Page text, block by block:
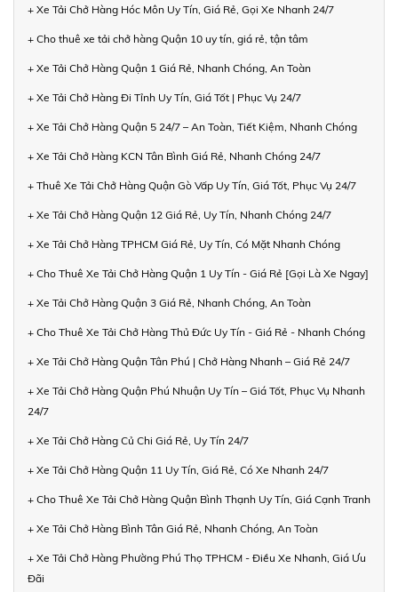
+ Xe Tải Chở Hàng Hóc Môn Uy Tín, Giá Rẻ, Gọi Xe Nhanh 24/7
+ Cho thuê xe tải chở hàng Quận 10 uy tín, giá rẻ, tận tâm
+ Xe Tải Chở Hàng Quận 1 Giá Rẻ, Nhanh Chóng, An Toàn
+ Xe Tải Chở Hàng Đi Tỉnh Uy Tín, Giá Tốt | Phục Vụ 24/7
+ Xe Tải Chở Hàng Quận 5 24/7 – An Toàn, Tiết Kiệm, Nhanh Chóng
+ Xe Tải Chở Hàng KCN Tân Bình Giá Rẻ, Nhanh Chóng 24/7
+ Thuê Xe Tải Chở Hàng Quận Gò Vấp Uy Tín, Giá Tốt, Phục Vụ 24/7
+ Xe Tải Chở Hàng Quận 12 Giá Rẻ, Uy Tín, Nhanh Chóng 24/7
+ Xe Tải Chở Hàng TPHCM Giá Rẻ, Uy Tín, Có Mặt Nhanh Chóng
+ Cho Thuê Xe Tải Chở Hàng Quận 1 Uy Tín - Giá Rẻ [Gọi Là Xe Ngay]
+ Xe Tải Chở Hàng Quận 3 Giá Rẻ, Nhanh Chóng, An Toàn
+ Cho Thuê Xe Tải Chở Hàng Thủ Đức Uy Tín - Giá Rẻ - Nhanh Chóng
+ Xe Tải Chở Hàng Quận Tân Phú | Chở Hàng Nhanh – Giá Rẻ 24/7
+ Xe Tải Chở Hàng Quận Phú Nhuận Uy Tín – Giá Tốt, Phục Vụ Nhanh
24/7
+ Xe Tải Chở Hàng Củ Chi Giá Rẻ, Uy Tín 24/7
+ Xe Tải Chở Hàng Quận 11 Uy Tín, Giá Rẻ, Có Xe Nhanh 24/7
+ Cho Thuê Xe Tải Chở Hàng Quận Bình Thạnh Uy Tín, Giá Cạnh Tranh
+ Xe Tải Chở Hàng Bình Tân Giá Rẻ, Nhanh Chóng, An Toàn
+ Xe Tải Chở Hàng Phường Phú Thọ TPHCM - Điều Xe Nhanh, Giá Ưu
Đãi